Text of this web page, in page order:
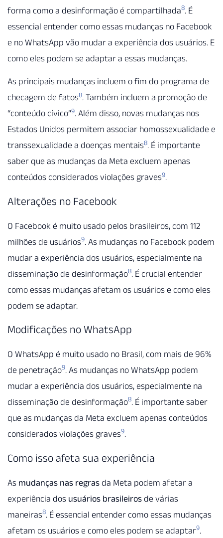
forma como a desinformação é compartilhada8. É
essencial entender como essas mudanças no Facebook
e no WhatsApp vão mudar a experiência dos usuários. E
como eles podem se adaptar a essas mudanças.
As principais mudanças incluem o fim do programa de
checagem de fatos8. Também incluem a promoção de
“conteúdo cívico”9. Além disso, novas mudanças nos
Estados Unidos permitem associar homossexualidade e
transsexualidade a doenças mentais8. É importante
saber que as mudanças da Meta excluem apenas
conteúdos considerados violações graves9.
Alterações no Facebook
O Facebook é muito usado pelos brasileiros, com 112
milhões de usuários9. As mudanças no Facebook podem
mudar a experiência dos usuários, especialmente na
disseminação de desinformação8. É crucial entender
como essas mudanças afetam os usuários e como eles
podem se adaptar.
Modificações no WhatsApp
O WhatsApp é muito usado no Brasil, com mais de 96%
de penetração9. As mudanças no WhatsApp podem
mudar a experiência dos usuários, especialmente na
disseminação de desinformação8. É importante saber
que as mudanças da Meta excluem apenas conteúdos
considerados violações graves9.
Como isso afeta sua experiência
As mudanças nas regras da Meta podem afetar a
experiência dos usuários brasileiros de várias
maneiras8. É essencial entender como essas mudanças
afetam os usuários e como eles podem se adaptar9.